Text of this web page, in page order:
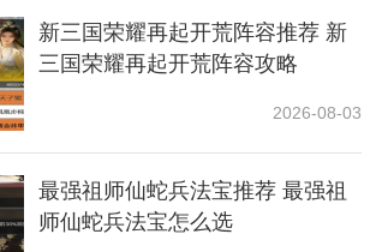
别适合刷副本和打小怪。
礼包，还能解锁一命技能，增加35%
新三国荣耀再起开荒阵容推荐 新
三国荣耀再起开荒阵容攻略
2026-08-03
最强祖师仙蛇兵法宝推荐 最强祖
师仙蛇兵法宝怎么选